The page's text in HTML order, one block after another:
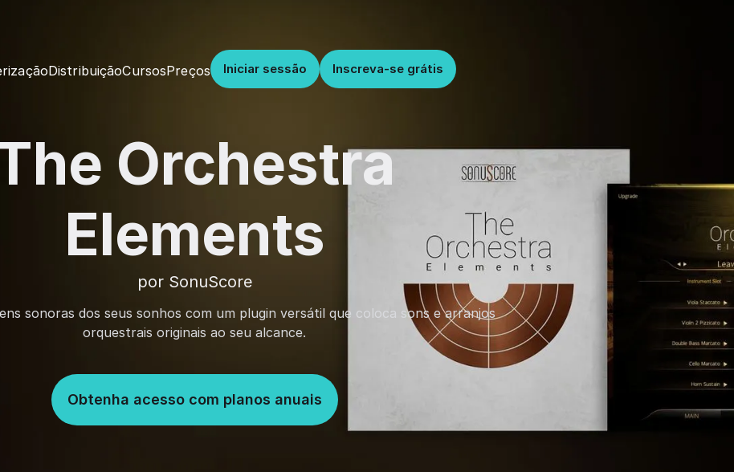
DistribuiçãoCursosPreços Iniciar sessão Inscreva-se grátis
Orchestra
Elements
por SonuScore
sonoras dos seus sonhos com um plugin versátil que coloca sons e arranjos
orquestrais originais ao seu alcance.
Obtenha acesso com planos anuais